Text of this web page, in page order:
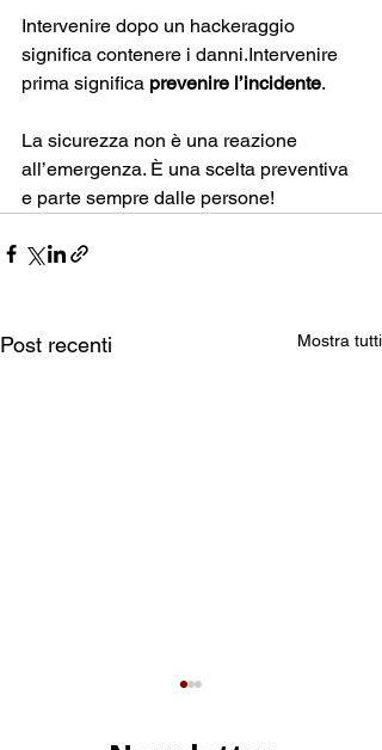
Intervenire dopo un hackeraggio
significa contenere i danni.Intervenire
prima significa prevenire l’incidente.
La sicurezza non è una reazione
all’emergenza. È una scelta preventiva
e parte sempre dalle persone!
Post recenti Mostra tutti